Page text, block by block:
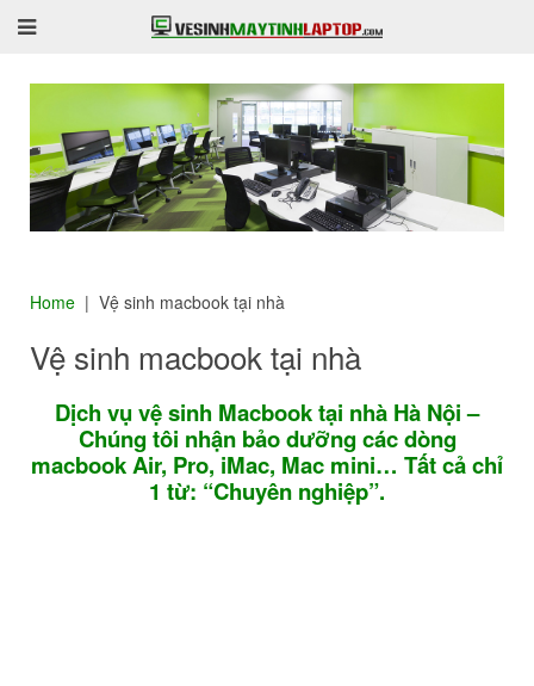
Home Vệ sinh macbook tại nhà
Vệ sinh macbook tại nhà
Dịch vụ vệ sinh Macbook tại nhà Hà Nội –
Chúng tôi nhận bảo dưỡng các dòng
macbook Air, Pro, iMac, Mac mini… Tất cả chỉ
1 từ: “Chuyên nghiệp”.